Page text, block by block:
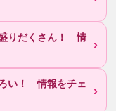
盛りだくさん！ 情
ろい！ 情報をチェ